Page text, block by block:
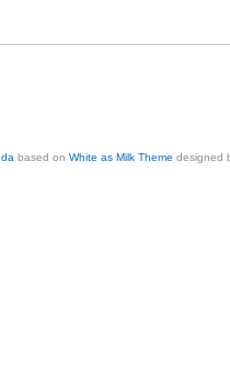
based onWhite as Milk Theme designed